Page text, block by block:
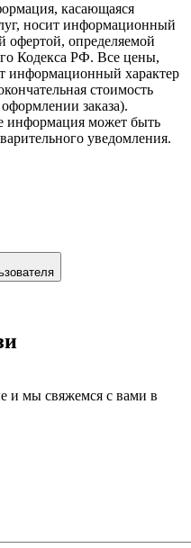
касающаяся
носит информационный
офертой, определяемой
Кодекса РФ. Все цены,
информационный характер
стоимость
заказа).
информация может быть
уведомления.
и мы свяжемся с вами в